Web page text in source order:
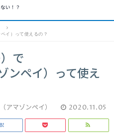
い！？
イ）って使えるの？
で
ンペイ）って使え
アマゾンペイ） 2020.11.05